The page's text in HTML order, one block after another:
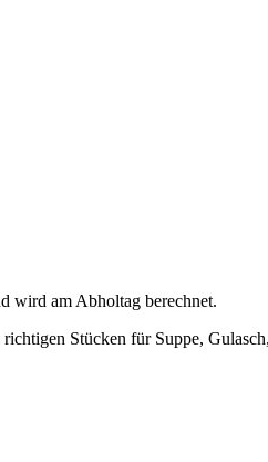
wird am Abholtag berechnet.
Stücken für Suppe,